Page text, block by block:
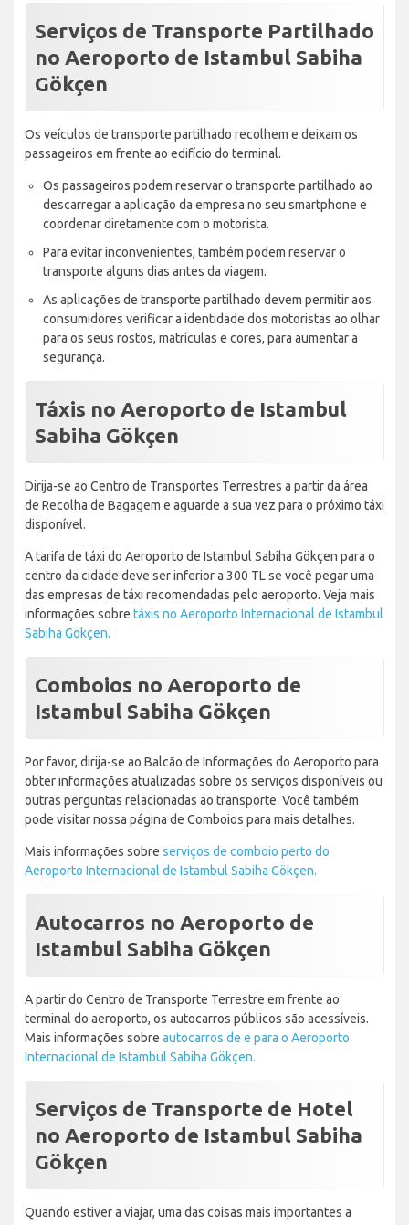
Serviços de Transporte Partilhado
no Aeroporto de Istambul Sabiha
Gökçen
Os veículos de transporte partilhado recolhem e deixam os
passageiros em frente ao edifício do terminal.
Os passageiros podem reservar o transporte partilhado ao
descarregar a aplicação da empresa no seu smartphone e
coordenar diretamente com o motorista.
Para evitar inconvenientes, também podem reservar o
transporte alguns dias antes da viagem.
As aplicações de transporte partilhado devem permitir aos
consumidores verificar a identidade dos motoristas ao olhar
para os seus rostos, matrículas e cores, para aumentar a
segurança.
Táxis no Aeroporto de Istambul
Sabiha Gökçen
Dirija-se ao Centro de Transportes Terrestres a partir da área
de Recolha de Bagagem e aguarde a sua vez para o próximo táxi
disponível.
A tarifa de táxi do Aeroporto de Istambul Sabiha Gökçen para o
centro da cidade deve ser inferior a 300 TL se você pegar uma
das empresas de táxi recomendadas pelo aeroporto. Veja mais
informações sobre táxis no Aeroporto Internacional de Istambul
Sabiha Gökçen.
Comboios no Aeroporto de
Istambul Sabiha Gökçen
Por favor, dirija-se ao Balcão de Informações do Aeroporto para
obter informações atualizadas sobre os serviços disponíveis ou
outras perguntas relacionadas ao transporte. Você também
pode visitar nossa página de Comboios para mais detalhes.
Mais informações sobre serviços de comboio perto do
Aeroporto Internacional de Istambul Sabiha Gökçen.
Autocarros no Aeroporto de
Istambul Sabiha Gökçen
A partir do Centro de Transporte Terrestre em frente ao
terminal do aeroporto, os autocarros públicos são acessíveis.
Mais informações sobre autocarros de e para o Aeroporto
Internacional de Istambul Sabiha Gökçen.
Serviços de Transporte de Hotel
no Aeroporto de Istambul Sabiha
Gökçen
Quando estiver a viajar, uma das coisas mais importantes a